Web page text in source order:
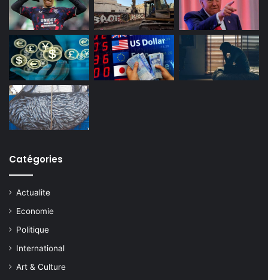
Catégories
Actualite
Economie
Politique
International
Art & Culture